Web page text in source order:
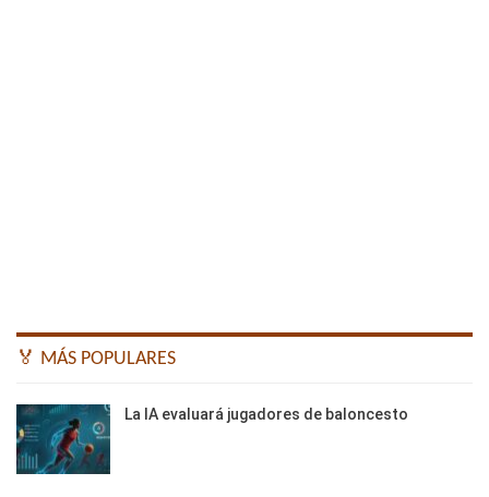
🏅 MÁS POPULARES
La IA evaluará jugadores de baloncesto